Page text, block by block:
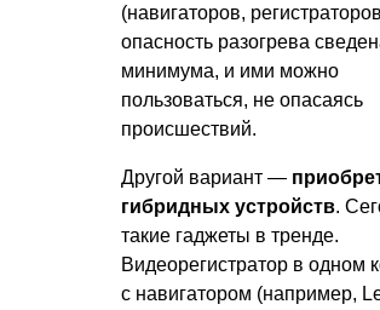
(навигаторов,
опасность разогрева
минимума, и ими можно
пользоваться, не опасаясь
происшествий.
Другой вариант —
гибридных устройств.
такие гаджеты в тренде.
Видеорегистратор в одном
с навигатором (например,